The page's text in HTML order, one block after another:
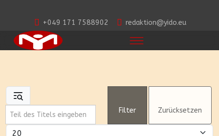
+049 171 7588902 redaktion@yido.eu
Teil des Titels eingeben
Filter Zurücksetzen
Anzeige #